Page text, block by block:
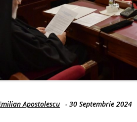
Apostolescu - 30 Septembrie 2024